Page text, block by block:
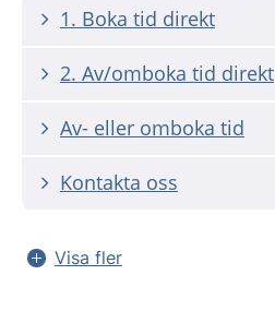
1. Boka tid direkt
2. Av/omboka tid direkt
Av- eller omboka tid
Kontakta oss
Visa fler